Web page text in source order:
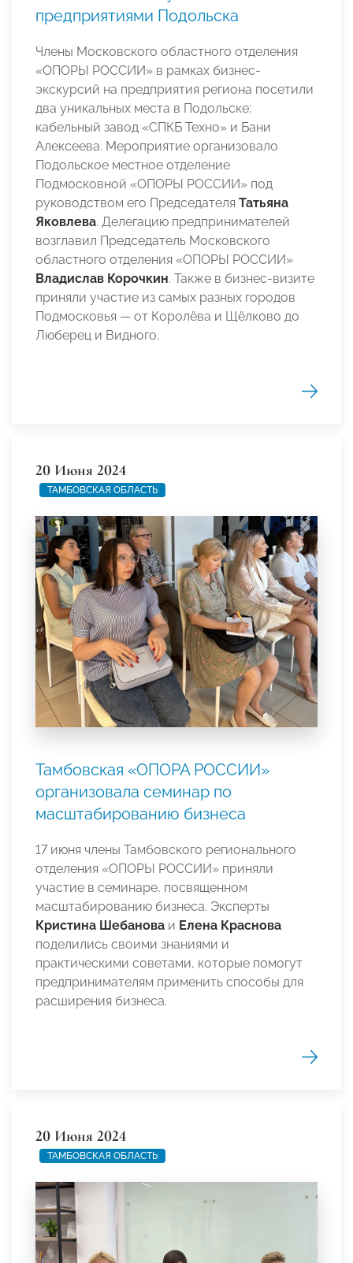
предприятиями Подольска
Члены Московского областного отделения
«ОПОРЫ РОССИИ» в рамках бизнес-
экскурсий на предприятия региона посетили
два уникальных места в Подольске:
кабельный завод «СПКБ Техно» и Бани
Алексеева. Мероприятие организовало
Подольское местное отделение
Подмосковной «ОПОРЫ РОССИИ» под
руководством его Председателя Татьяна
Яковлева. Делегацию предпринимателей
возглавил Председатель Московского
областного отделения «ОПОРЫ РОССИИ»
Владислав Корочкин. Также в бизнес-визите
приняли участие из самых разных городов
Подмосковья — от Королёва и Щёлково до
Люберец и Видного.
20 Июня 2024
ТАМБОВСКАЯ ОБЛАСТЬ
Тамбовская «ОПОРА РОССИИ»
организовала семинар по
масштабированию бизнеса
17 июня члены Тамбовского регионального
отделения «ОПОРЫ РОССИИ» приняли
участие в семинаре, посвященном
масштабированию бизнеса. Эксперты
Кристина Шебанова и Елена Краснова
поделились своими знаниями и
практическими советами, которые помогут
предпринимателям применить способы для
расширения бизнеса.
20 Июня 2024
ТАМБОВСКАЯ ОБЛАСТЬ